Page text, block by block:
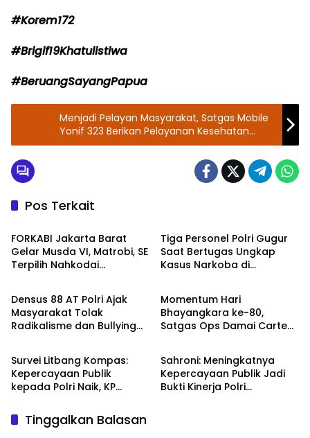
#Korem172
#Brigif19Khatulistiwa
#BeruangSayangPapua
Menjadi Pelayan Masyarakat, Satgas Mobile
Yonif 323 Berikan Pelayanan Kesehatan
Gratis
Pos Terkait
Berita
FORKABI Jakarta Barat
Gelar Musda VI, Matrobi, SE
Terpilih Nahkodai
Tiga Personel Polri Gugur
Saat Bertugas Ungkap
Kasus Narkoba di
Biasa Anumerta
TNI - POLRI
Densus 88 AT Polri Ajak
Masyarakat Tolak
Radikalisme dan Bullying
TNI - POLRI
Momentum Hari
Bhayangkara ke-80,
Satgas Ops Damai Cartenz
Sosial
TNI - POLRI
Survei Litbang Kompas:
Kepercayaan Publik
kepada Polri Naik, KP
Reformasi Berjalan
DPR RI
Sahroni: Meningkatnya
Kepercayaan Publik Jadi
Bukti Kinerja Polri
Tinggalkan Balasan